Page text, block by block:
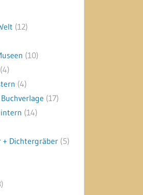
(12)
(10)
(4)
(4)
(17)
(14)
+ Dichtergräber (5)